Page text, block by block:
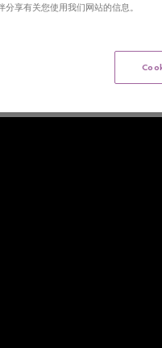
享有关您使用我们网站的信息。